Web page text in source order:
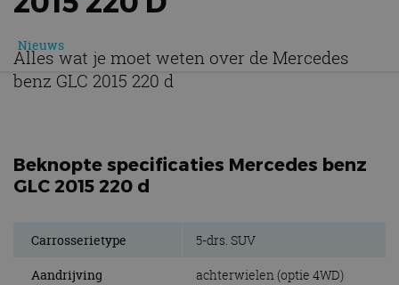
Nieuws
Alles wat je moet weten over de Mercedes
benz GLC 2015 220 d
Beknopte specificaties Mercedes benz
GLC 2015 220 d
Carrosserietype 5-drs. SUV
Aandrijving achterwielen (optie 4WD)